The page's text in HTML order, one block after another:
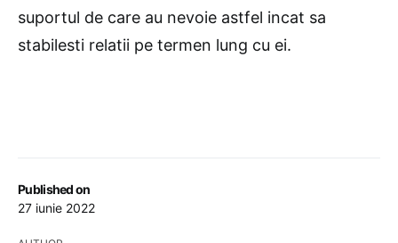
Published on
27 iunie 2022
suportul de care au nevoie astfel incat sa
stabilesti relatii pe termen lung cu ei.